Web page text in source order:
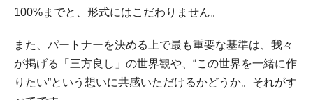
100%までと、形式にはこだわりません。
また、パートナーを決める上で最も重要な基準は、我々
が掲げる「三方良し」の世界観や、“この世界を一緒に作
りたい”という想いに共感いただけるかどうか。それがす